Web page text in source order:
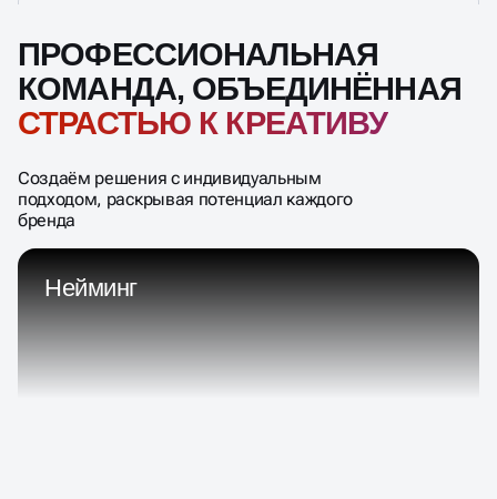
ПРОФЕССИОНАЛЬНАЯ
КОМАНДА, ОБЪЕДИНЁННАЯ
СТРАСТЬЮ К КРЕАТИВУ
Создаём решения с индивидуальным
подходом, раскрывая потенциал каждого
бренда
Нейминг